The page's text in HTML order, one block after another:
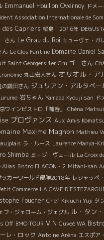
Emmanuel Houillon Overnoy ドメ
Association Internationale de
des Capriers 桜島 2016年
さん Le Grau du Roi キューヴェ・ガ
ん Le Clos Fantine Domaine Daniel
Saint Georgers 1er Cru ゴーさん
丸山宏人さん オリオル・ア
の鎌田さん ジュリアン・アルタベー
岩ちゃん Yamada Kyouji san ド
ワインビストロ「葡呑」 Chéna Matsui
プロヴァンス Aux Amis
Maxime Magnon Mathieu
ラ・ルース Laurence Manya-
Shimba ミーゾ・ヴェール La Croix
Alias Bistro FLACON - 2 Mitani-san
ッカーワールド優勝2018年 レシャッペ
Commerce LA CAVE
Foucher Chef Kikuchi Yuji タ
フ・ジェローム・ジェグル ル・タン
Off BMO TOUR VIN Cuveé WA
レ・ロック Antoine Aréna エスポア